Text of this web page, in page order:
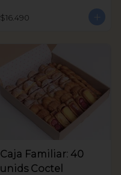
$16.490
Caja Familiar: 40
unids Coctel